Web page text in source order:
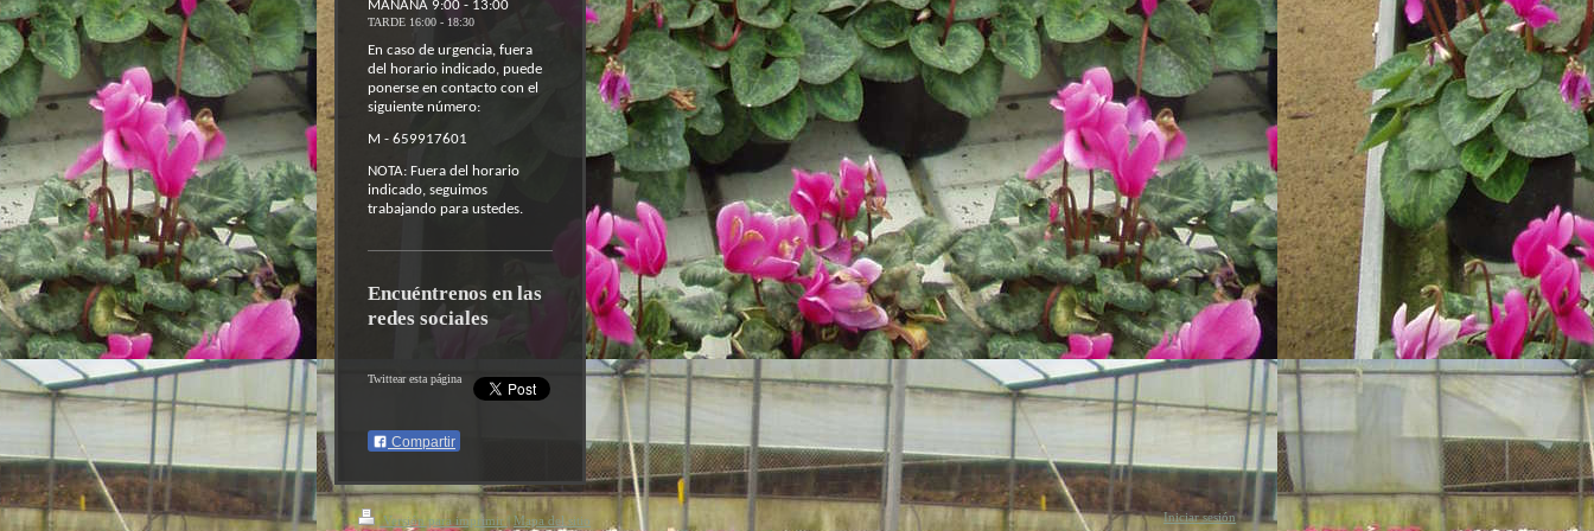
MAÑANA 9:00 - 13:00
TARDE 16:00 - 18:30
En caso de urgencia, fuera
del horario indicado, puede
ponerse en contacto con el
siguiente número:
M - 659917601
NOTA: Fuera del horario
indicado, seguimos
trabajando para ustedes.
Encuéntrenos en las
redes sociales
Twittear esta página
Compartir
Versión para imprimir
Mapa del sitio
Iniciar sesión